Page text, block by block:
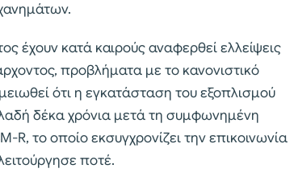
έχουν κατά καιρούς αναφερθεί ελλείψεις
προβλήματα με το κανονιστικό
ότι η εγκατάσταση του εξοπλισμού
δέκα χρόνια μετά τη συμφωνημένη
το οποίο εκσυγχρονίζει την επικοινωνία
ποτέ.